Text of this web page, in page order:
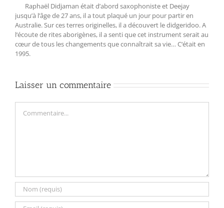
Raphaël Didjaman était d’abord saxophoniste et Deejay
jusqu’à l’âge de 27 ans, il a tout plaqué un jour pour partir en
Australie. Sur ces terres originelles, il a découvert le didgeridoo. A
l‘écoute de rites aborigènes, il a senti que cet instrument serait au
cœur de tous les changements que connaîtrait sa vie… C‘était en
1995.
Laisser un commentaire